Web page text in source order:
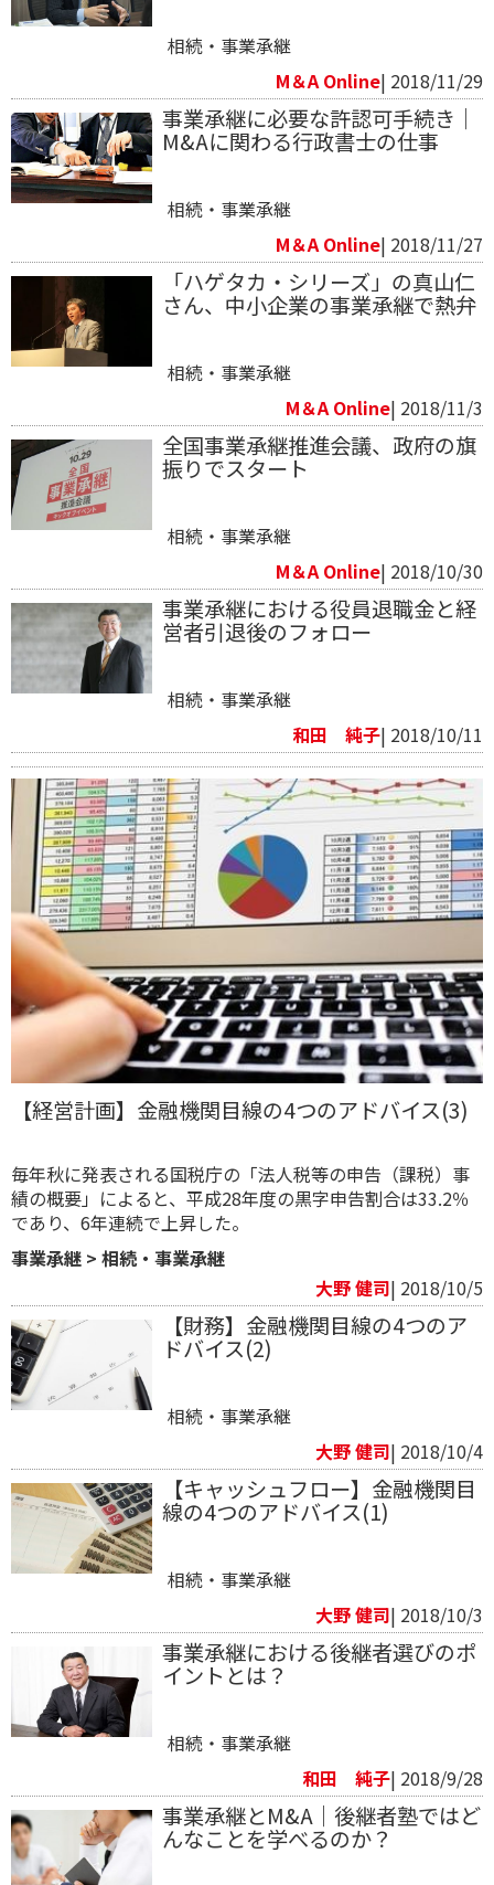
相続・事業承継
M＆A Online| 2018/11/29
事業承継に必要な許認可手続き｜
M&Aに関わる行政書士の仕事
相続・事業承継
M＆A Online| 2018/11/27
「ハゲタカ・シリーズ」の真山仁
さん、中小企業の事業承継で熱弁
相続・事業承継
M＆A Online| 2018/11/3
全国事業承継推進会議、政府の旗
振りでスタート
相続・事業承継
M＆A Online| 2018/10/30
事業承継における役員退職金と経
営者引退後のフォロー
相続・事業承継
和田 純子| 2018/10/11
【経営計画】金融機関目線の4つのアドバイス(3)
毎年秋に発表される国税庁の「法人税等の申告（課税）事
績の概要」によると、平成28年度の黒字申告割合は33.2％
であり、6年連続で上昇した。
事業承継 > 相続・事業承継
大野 健司| 2018/10/5
【財務】金融機関目線の4つのア
ドバイス(2)
相続・事業承継
大野 健司| 2018/10/4
【キャッシュフロー】金融機関目
線の4つのアドバイス(1)
相続・事業承継
大野 健司| 2018/10/3
事業承継における後継者選びのポ
イントとは？
相続・事業承継
和田 純子| 2018/9/28
事業承継とM&A｜後継者塾ではど
んなことを学べるのか？